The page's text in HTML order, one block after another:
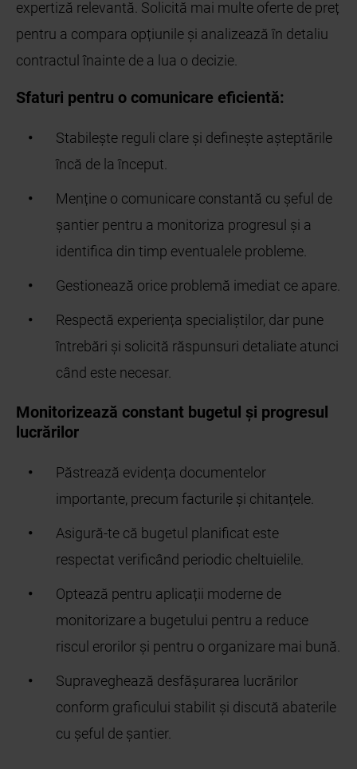
expertiză relevantă. Solicită mai multe oferte de preț
pentru a compara opțiunile și analizează în detaliu
contractul înainte de a lua o decizie.
Sfaturi pentru o comunicare eficientă:
Stabilește reguli clare și definește așteptările
încă de la început.
Menține o comunicare constantă cu șeful de
șantier pentru a monitoriza progresul și a
identifica din timp eventualele probleme.
Gestionează orice problemă imediat ce apare.
Respectă experiența specialiștilor, dar pune
întrebări și solicită răspunsuri detaliate atunci
când este necesar.
Monitorizează constant bugetul și progresul
lucrărilor
Păstrează evidența documentelor
importante, precum facturile și chitanțele.
Asigură-te că bugetul planificat este
respectat verificând periodic cheltuielile.
Optează pentru aplicații moderne de
monitorizare a bugetului pentru a reduce
riscul erorilor și pentru o organizare mai bună.
Supraveghează desfășurarea lucrărilor
conform graficului stabilit și discută abaterile
cu șeful de șantier.